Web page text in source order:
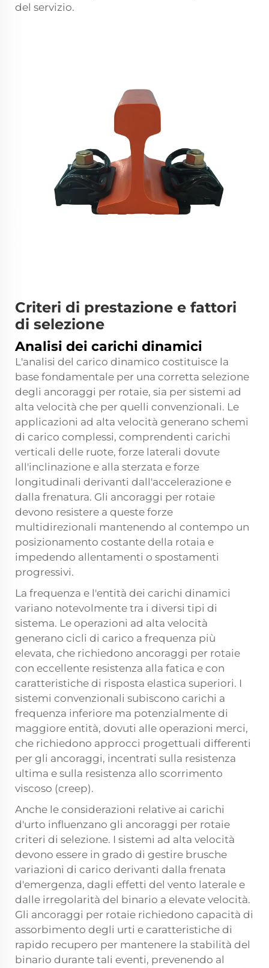
del servizio.
Criteri di prestazione e fattori
di selezione
Analisi dei carichi dinamici
L'analisi del carico dinamico costituisce la
base fondamentale per una corretta selezione
degli ancoraggi per rotaie, sia per sistemi ad
alta velocità che per quelli convenzionali. Le
applicazioni ad alta velocità generano schemi
di carico complessi, comprendenti carichi
verticali delle ruote, forze laterali dovute
all'inclinazione e alla sterzata e forze
longitudinali derivanti dall'accelerazione e
dalla frenatura. Gli ancoraggi per rotaie
devono resistere a queste forze
multidirezionali mantenendo al contempo un
posizionamento costante della rotaia e
impedendo allentamenti o spostamenti
progressivi.
La frequenza e l'entità dei carichi dinamici
variano notevolmente tra i diversi tipi di
sistema. Le operazioni ad alta velocità
generano cicli di carico a frequenza più
elevata, che richiedono ancoraggi per rotaie
con eccellente resistenza alla fatica e con
caratteristiche di risposta elastica superiori. I
sistemi convenzionali subiscono carichi a
frequenza inferiore ma potenzialmente di
maggiore entità, dovuti alle operazioni merci,
che richiedono approcci progettuali differenti
per gli ancoraggi, incentrati sulla resistenza
ultima e sulla resistenza allo scorrimento
viscoso (creep).
Anche le considerazioni relative ai carichi
d'urto influenzano gli ancoraggi per rotaie
criteri di selezione. I sistemi ad alta velocità
devono essere in grado di gestire brusche
variazioni di carico derivanti dalla frenata
d'emergenza, dagli effetti del vento laterale e
dalle irregolarità del binario a elevate velocità.
Gli ancoraggi per rotaie richiedono capacità di
assorbimento degli urti e caratteristiche di
rapido recupero per mantenere la stabilità del
binario durante tali eventi, prevenendo al